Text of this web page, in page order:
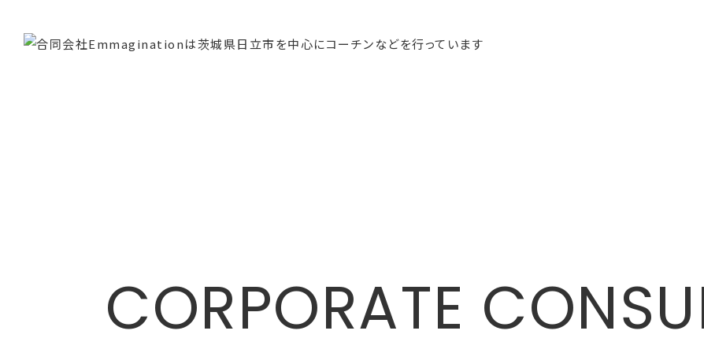
〒316-0003
茨城県日立市多賀町1-12-24 鈴木第三ビル
Home
タスクマネジメント事
業
CORPORATE